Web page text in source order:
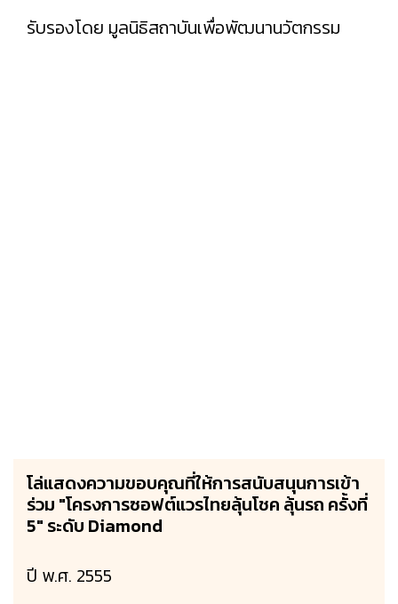
รับรองโดย มูลนิธิสถาบันเพื่อพัฒนานวัตกรรม
โล่แสดงความขอบคุณที่ให้การสนับสนุนการเข้า
ร่วม "โครงการซอฟต์แวรไทยลุ้นโชค ลุ้นรถ ครั้งที่
5" ระดับ Diamond
ปี พ.ศ. 2555